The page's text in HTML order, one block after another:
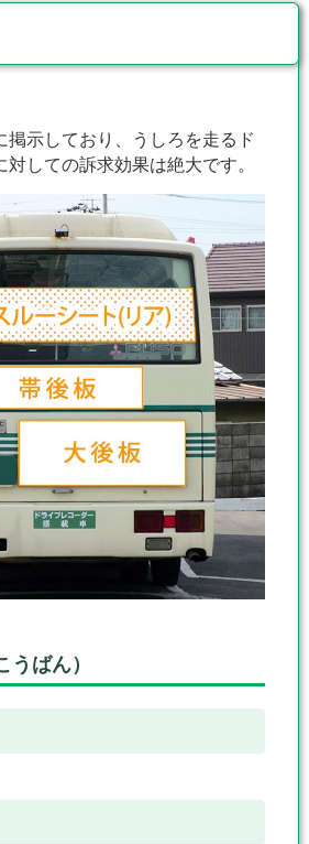
掲示しており、うしろを走るド
対しての訴求効果は絶大です。
ばん）